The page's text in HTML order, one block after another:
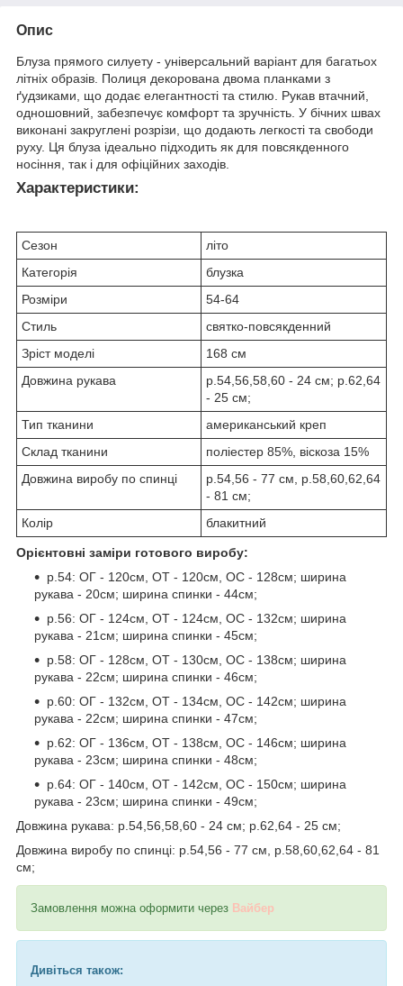
Опис
Блуза прямого силуету - універсальний варіант для багатьох
літніх образів. Полиця декорована двома планками з
ґудзиками, що додає елегантності та стилю. Рукав втачний,
одношовний, забезпечує комфорт та зручність. У бічних швах
виконані закруглені розрізи, що додають легкості та свободи
руху. Ця блуза ідеально підходить як для повсякденного
носіння, так і для офіційних заходів.
Характеристики:
Сезон
літо
Категорія
блузка
Розміри
54-64
Стиль
святко-повсякденний
Зріст моделі
168 см
Довжина рукава
р.54,56,58,60 - 24 см; р.62,64
- 25 см;
Тип тканини
американський креп
Склад тканини
поліестер 85%, віскоза 15%
Довжина виробу по спинці
р.54,56 - 77 см, р.58,60,62,64
- 81 см;
Колір
блакитний
Орієнтовні заміри готового виробу:
р.54: ОГ - 120см, ОТ - 120см, ОС - 128см; ширина
рукава - 20см; ширина спинки - 44см;
р.56: ОГ - 124см, ОТ - 124см, ОС - 132см; ширина
рукава - 21см; ширина спинки - 45см;
р.58: ОГ - 128см, ОТ - 130см, ОС - 138см; ширина
рукава - 22см; ширина спинки - 46см;
р.60: ОГ - 132см, ОТ - 134см, ОС - 142см; ширина
рукава - 22см; ширина спинки - 47см;
р.62: ОГ - 136см, ОТ - 138см, ОС - 146см; ширина
рукава - 23см; ширина спинки - 48см;
р.64: ОГ - 140см, ОТ - 142см, ОС - 150см; ширина
рукава - 23см; ширина спинки - 49см;
Довжина рукава: р.54,56,58,60 - 24 см; р.62,64 - 25 см;
Довжина виробу по спинці: р.54,56 - 77 см, р.58,60,62,64 - 81
см;
Замовлення можна оформити через Вайбер
Дивіться також: